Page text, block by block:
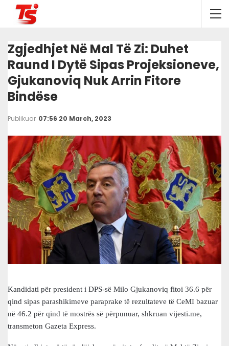
Zgjedhjet Në Mal Të Zi: Duhet
Raund I Dytë Sipas Projeksioneve,
Gjukanoviq Nuk Arrin Fitore
Bindëse
Publikuar 07:56 20 March, 2023
Kandidati për president i DPS-së Milo Gjukanoviq fitoi 36.6 për
qind sipas parashikimeve paraprake të rezultateve të CeMI bazuar
në 46.2 për qind të mostrës së përpunuar, shkruan vijesti.me,
transmeton Gazeta Express.